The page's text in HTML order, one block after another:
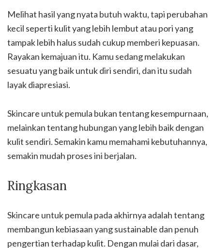
Melihat hasil yang nyata butuh waktu, tapi perubahan
kecil seperti kulit yang lebih lembut atau pori yang
tampak lebih halus sudah cukup memberi kepuasan.
Rayakan kemajuan itu. Kamu sedang melakukan
sesuatu yang baik untuk diri sendiri, dan itu sudah
layak diapresiasi.
Skincare untuk pemula bukan tentang kesempurnaan,
melainkan tentang hubungan yang lebih baik dengan
kulit sendiri. Semakin kamu memahami kebutuhannya,
semakin mudah proses ini berjalan.
Ringkasan
Skincare untuk pemula pada akhirnya adalah tentang
membangun kebiasaan yang sustainable dan penuh
pengertian terhadap kulit. Dengan mulai dari dasar,